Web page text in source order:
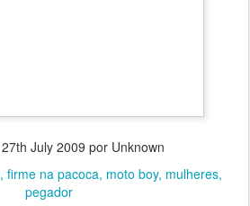
27th July 2009 por Unknown
firme na pacoca moto boy mulheres
pegador